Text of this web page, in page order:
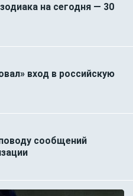
на сегодня — 30
вход в российскую
сообщений